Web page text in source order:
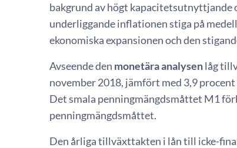
bakgrund av högt kapacitetsutnyttjande
underliggande inflationen stiga på
ekonomiska expansionen och den
Avseende den monetära analysenlåg
november 2018, jämfört med 3,9
Det smala penningmängdsmåttet M1
penningmängdsmåttet.
Den årliga tillväxttakten i lån till icke-